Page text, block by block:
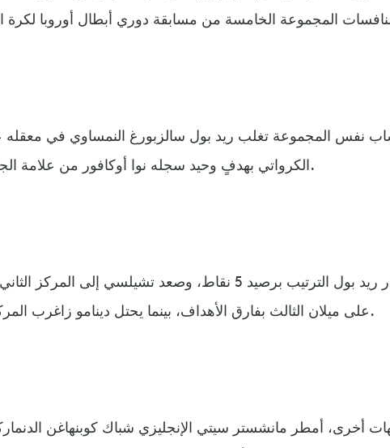
نفس المجموعة تغلب ريد بول سالزبورغ النمساوي في معقله
الكرواتي بهدفٍ وحيد سجله نوا أوكافور من علامة الجزاء في الدقيقة 71.
على ميلان الثالث بفارق الأهداف، بينما يحتل دينامو زاغرب المركز الرابع بـ 3 نقاط.
أخرى، أمطر مانشستر سيتي الإنجليزي شباك كوبنهاغن